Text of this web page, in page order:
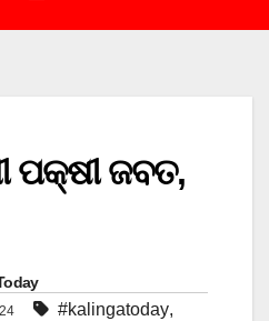
ପକ୍ଷୀ ଜବତ,
#kalingatoday,